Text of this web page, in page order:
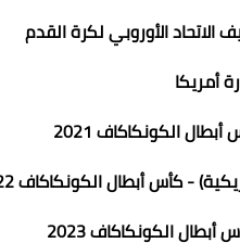
الأوروبي لكرة القدم
أمريكا
الكونكاكاف 2021
- كأس أبطال الكونكاكاف 2022
الكونكاكاف 2023